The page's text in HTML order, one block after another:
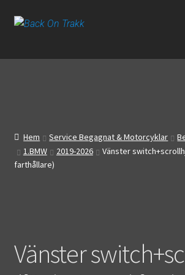
Hoppa
Hoppa
Start
Bilder
Mitt konto
Hem Service Begagnat & Motorcyklar
1.BMW
2019-2026
Vänster
farthållare)
Vänster